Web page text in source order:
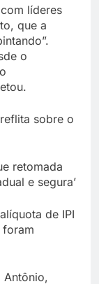
líderes
que a
o
sobre o
retomada
e segura’
de IPI
Antônio,